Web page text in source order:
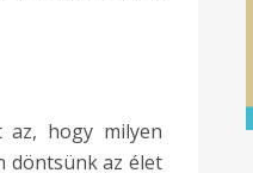
hogy milyen
döntsünk az élet